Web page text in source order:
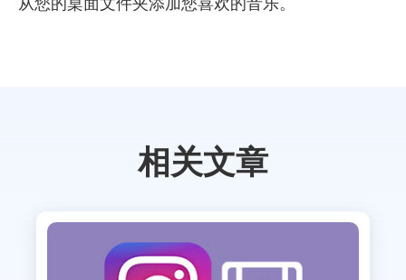
从您的桌面文件夹添加您喜欢的音乐。
相关文章